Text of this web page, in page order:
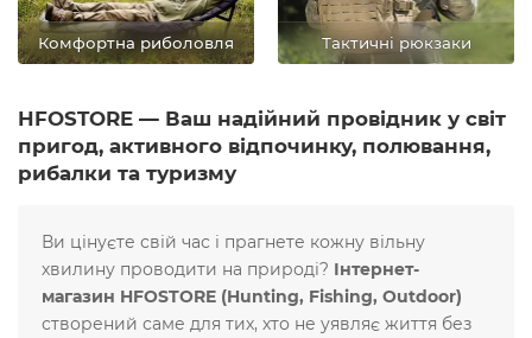
Комфортна риболовля Тактичні рюкзаки
HFOSTORE — Ваш надійний провідник у світ
пригод, активного відпочинку, полювання,
рибалки та туризму
Ви цінуєте свій час і прагнете кожну вільну
хвилину проводити на природі? Інтернет-
магазин HFOSTORE (Hunting, Fishing, Outdoor)
створений саме для тих, хто не уявляє життя без